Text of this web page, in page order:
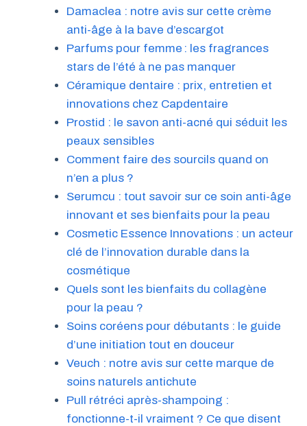
Damaclea : notre avis sur cette crème
anti-âge à la bave d’escargot
Parfums pour femme : les fragrances
stars de l’été à ne pas manquer
Céramique dentaire : prix, entretien et
innovations chez Capdentaire
Prostid : le savon anti-acné qui séduit les
peaux sensibles
Comment faire des sourcils quand on
n’en a plus ?
Serumcu : tout savoir sur ce soin anti-âge
innovant et ses bienfaits pour la peau
Cosmetic Essence Innovations : un acteur
clé de l’innovation durable dans la
cosmétique
Quels sont les bienfaits du collagène
pour la peau ?
Soins coréens pour débutants : le guide
d’une initiation tout en douceur
Veuch : notre avis sur cette marque de
soins naturels antichute
Pull rétréci après-shampoing :
fonctionne-t-il vraiment ? Ce que disent